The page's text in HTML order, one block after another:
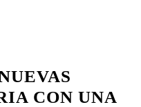
CON UNA